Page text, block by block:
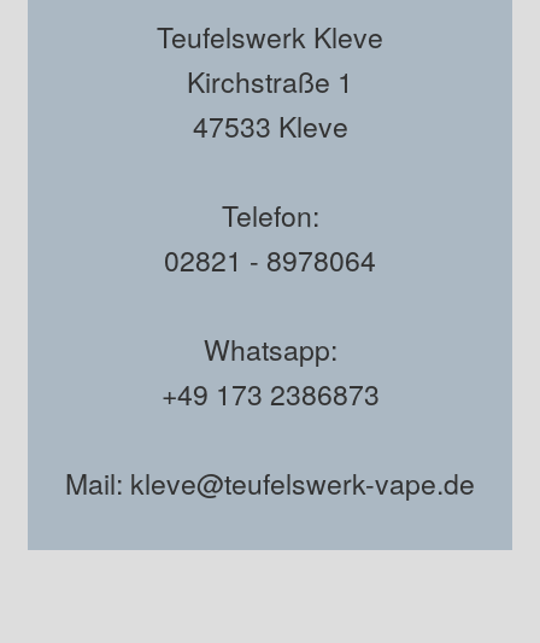
Teufelswerk Kleve
Kirchstraße 1
47533 Kleve
Telefon:
02821 - 8978064
Whatsapp:
+49 173 2386873
Mail: kleve@teufelswerk-vape.de